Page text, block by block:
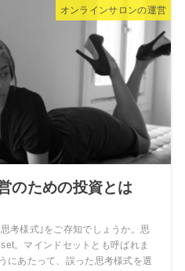
オンラインサロンの運営
のための投資とは
考様式｣をご存知でしょうか。思
。マインドセットとも呼ばれま
にあたって、誤った思考様式を選